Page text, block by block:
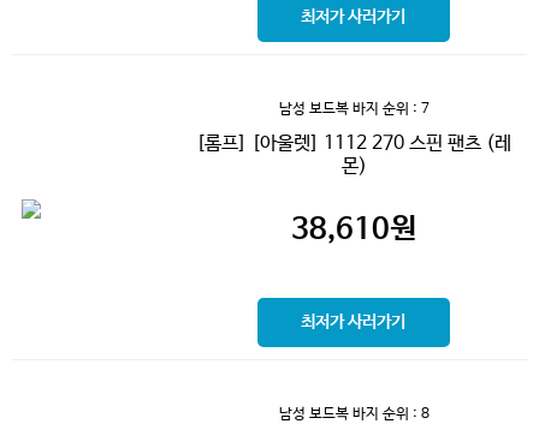
최저가 사러가기
남성 보드복 바지 순위 : 7
[롬프] [아울렛] 1112 270 스핀 팬츠 (레
몬)
38,610원
최저가 사러가기
남성 보드복 바지 순위 : 8